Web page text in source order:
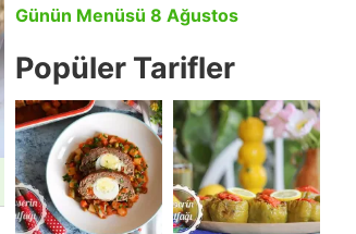
Günün Menüsü 8 Ağustos
Popüler Tarifler